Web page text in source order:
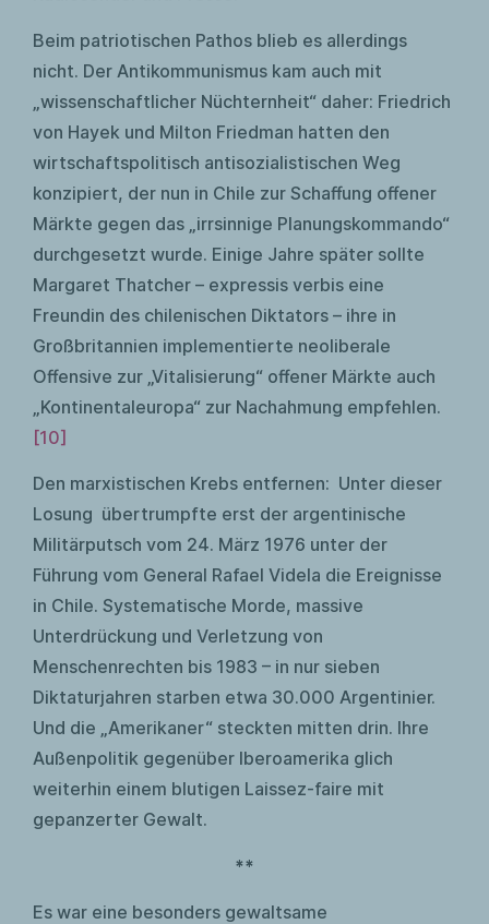
Beim patriotischen Pathos blieb es allerdings
nicht. Der Antikommunismus kam auch mit
„wissenschaftlicher Nüchternheit“ daher: Friedrich
von Hayek und Milton Friedman hatten den
wirtschaftspolitisch antisozialistischen Weg
konzipiert, der nun in Chile zur Schaffung offener
Märkte gegen das „irrsinnige Planungskommando“
durchgesetzt wurde. Einige Jahre später sollte
Margaret Thatcher – expressis verbis eine
Freundin des chilenischen Diktators – ihre in
Großbritannien implementierte neoliberale
Offensive zur „Vitalisierung“ offener Märkte auch
„Kontinentaleuropa“ zur Nachahmung empfehlen.
[10]
Den marxistischen Krebs entfernen: Unter dieser
Losung übertrumpfte erst der argentinische
Militärputsch vom 24. März 1976 unter der
Führung vom General Rafael Videla die Ereignisse
in Chile. Systematische Morde, massive
Unterdrückung und Verletzung von
Menschenrechten bis 1983 – in nur sieben
Diktaturjahren starben etwa 30.000 Argentinier.
Und die „Amerikaner“ steckten mitten drin. Ihre
Außenpolitik gegenüber Iberoamerika glich
weiterhin einem blutigen Laissez-faire mit
gepanzerter Gewalt.
**
Es war eine besonders gewaltsame